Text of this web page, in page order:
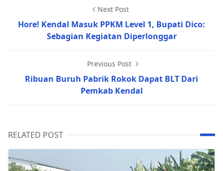
Next Post
Hore! Kendal Masuk PPKM Level 1, Bupati Dico:
Sebagian Kegiatan Diperlonggar
Previous Post
Ribuan Buruh Pabrik Rokok Dapat BLT Dari
Pemkab Kendal
RELATED POST